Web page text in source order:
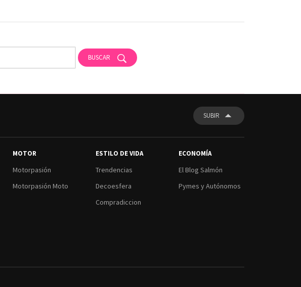
ter
boo
agra
BUSCAR
SUBIR
MOTOR
Motorpasión
Motorpasión Moto
ESTILO DE VIDA
Trendencias
Decoesfera
Compradiccion
ECONOMÍA
El Blog Salmón
Pymes y Autónomos